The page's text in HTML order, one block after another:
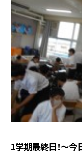
1学期最終日！～今